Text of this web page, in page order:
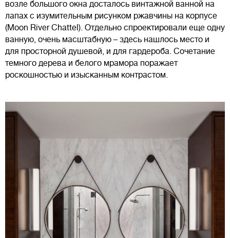
возле большого окна досталось винтажной ванной на
лапах с изумительным рисунком ржавчины на корпусе
(Moon River Chattel). Отдельно спроектировали еще одну
ванную, очень масштабную – здесь нашлось место и
для просторной душевой, и для гардероба. Сочетание
темного дерева и белого мрамора поражает
роскошностью и изысканным контрастом.